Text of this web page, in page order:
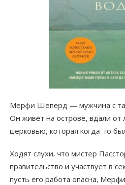
Мерфи Шеперд — мужчина с
Он живёт на острове, вдали от
церковью, которая когда-то
Ходят слухи, что мистер
правительство и участвует в
пусть его работа опасна,